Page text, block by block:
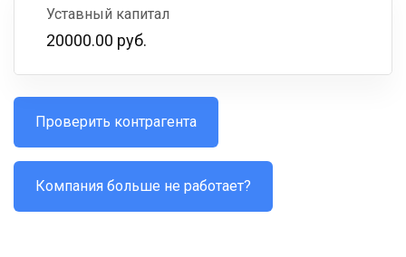
Уставный капитал
20000.00 руб.
Проверить контрагента
Компания больше не работает?